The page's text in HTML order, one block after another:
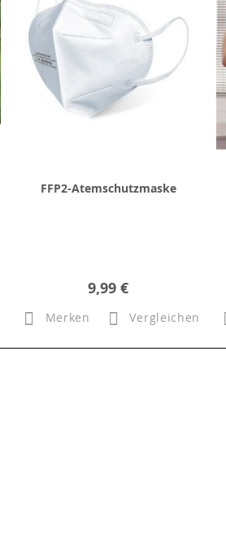
FFP2-Atemschutzmaske
9,99 €
Merken Vergleichen